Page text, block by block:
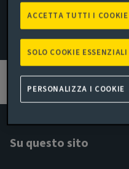
Business
Guarda il profilo
Su questo sito
SOLO COOKIE ESSENZIALI
ACCETTA TUTTI I COOKIE
PERSONALIZZA I COOKIE